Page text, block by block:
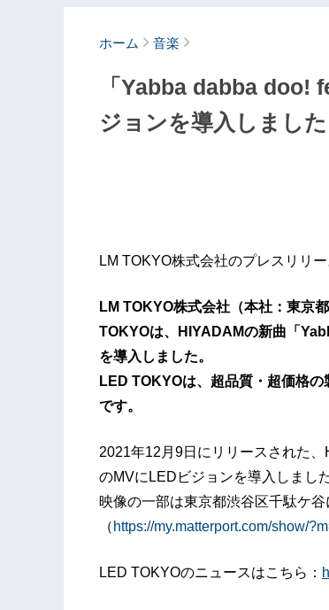
ホーム 音楽
「Yabba dabba doo!
ジョンを導入しました
LM TOKYO株式会社のプレスリリー
LM TOKYO株式会社（本社：東京
TOKYOは、HIYADAMの新曲「
を導入しました。
LED TOKYOは、超品質・超価格
です。
2021年12月9日にリリースされた、
のMVにLEDビジョンを導入しました
映像の一部は東京都渋谷区千駄ケ
（ https://my.matterport.com/show/
LED TOKYOのニュースはこちら：